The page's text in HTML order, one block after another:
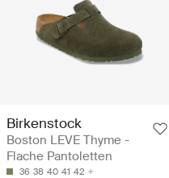
Birkenstock
Boston LEVE Thyme -
Flache Pantoletten
36 38 40 41 42